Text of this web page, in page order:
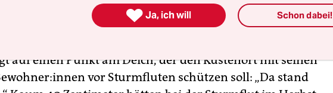
Vorsitzende des örtlichen Deichverbandes, kennen auch
Gesichter der See.
auf einen Punkt am Deich, der den Küstenort mit seinen
vor Sturmfluten schützen soll: „Da stand
 Ja, ich will Schon dabei!